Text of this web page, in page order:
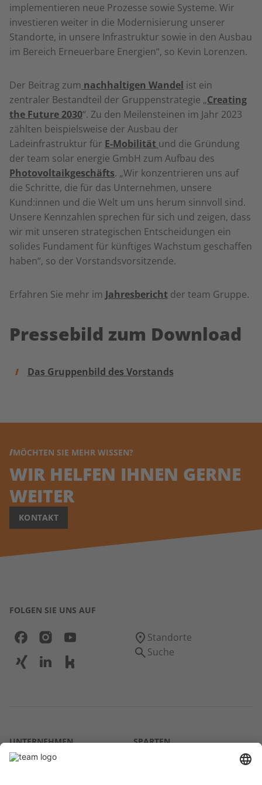
implementieren neue Prozesse sowie Systeme. Wir
investieren weiter in die Modernisierung unserer
Standorte, in unsere Infrastruktur sowie in den Ausbau
im Bereich Erneuerbare Energien“, so Kevin Lorenzen.
Der Beitrag zum nachhaltigen Wandel ist ein
zentraler Bestandteil der Gruppenstrategie „Creating
the Future 2030“. Zu den Meilensteinen im Jahr 2023
zählten beispielsweise der Ausbau der
Ladeinfrastruktur für E-Mobilität und die Gründung
der team solar energie GmbH zum Aufbau des
Photovoltaikgeschäfts. „Wir konzentrieren uns auf
die Schritte, die für das Unternehmen, unsere
Kund:innen und die Welt um uns herum sinnvoll sind.
Unsere Kennzahlen sprechen für sich und zeigen, dass
wir mit unseren strategischen Entscheidungen ein
solides Fundament für künftiges Wachstum geschaffen
haben“, so der Vorstandsvorsitzende.
Erfahren Sie mehr im Jahresbericht der team Gruppe.
Pressebild zum Download
Das Gruppenbild des Vorstands
MÖCHTEN SIE MEHR WISSEN?
WIR HELFEN IHNEN GERNE
WEITER
KONTAKT
FOLGEN SIE UNS AUF
Standorte
Suche
UNTERNEHMEN
Über uns
SPARTEN